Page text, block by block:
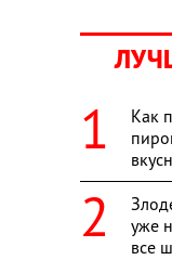
Как
уже
все